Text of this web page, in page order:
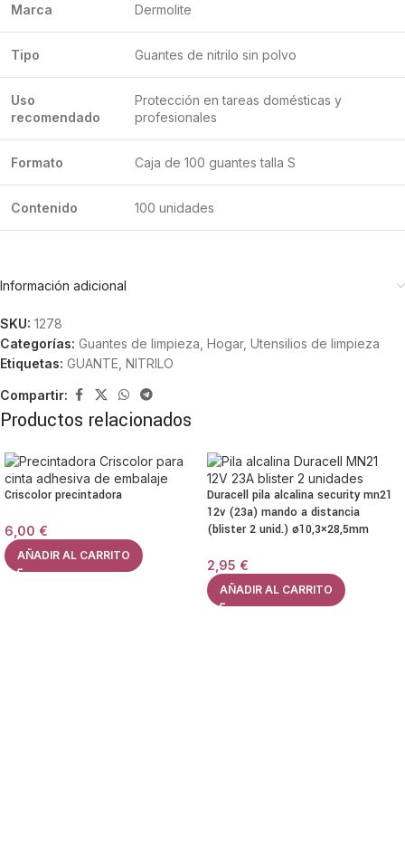
Marca Dermolite
Tipo Guantes de nitrilo sin polvo
Uso
recomendado
Protección en tareas domésticas y
profesionales
Formato Caja de 100 guantes talla S
Contenido 100 unidades
Información adicional
SKU: 1278
Categorías: Guantes de limpieza Hogar, Utensilios de limpieza
Etiquetas: GUANTE NITRILO
Compartir:
Productos relacionados
Criscolor precintadora
6,00 €
AÑADIR AL CARRITO
Duracell pila alcalina security mn21
12v (23a) mando a distancia
(blister 2 unid.) ø10,3×28,5mm
2,95 €
AÑADIR AL CARRITO